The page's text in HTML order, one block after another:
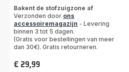
Bakent de stofzuigzone af
Verzonden door ons
accessoiremagazijn - Levering
binnen 3 tot 5 dagen.
(Gratis voor bestellingen van meer
dan 30€). Gratis retourneren.
Prijs
€ 29,99